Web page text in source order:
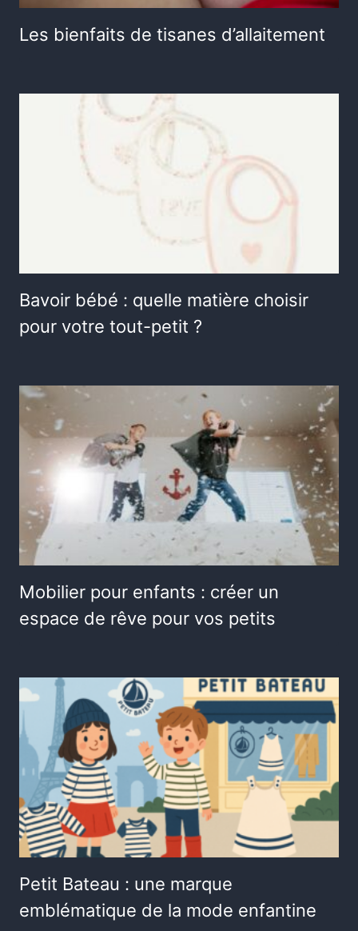
Les bienfaits de tisanes d’allaitement
Bavoir bébé : quelle matière choisir
pour votre tout-petit ?
Mobilier pour enfants : créer un
espace de rêve pour vos petits
Petit Bateau : une marque
emblématique de la mode enfantine